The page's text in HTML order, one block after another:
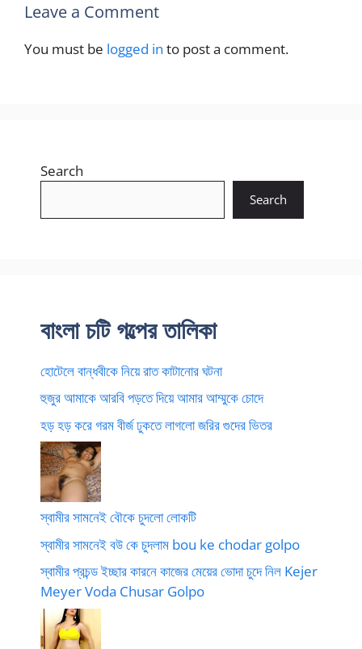
Leave a Comment
You must be logged in to post a comment.
Search
Search
বাংলা চটি গল্পের তালিকা
হোটেলে বান্ধবীকে নিয়ে রাত কাটানোর ঘটনা
হুজুর আমাকে আরবি পড়তে দিয়ে আমার আম্মুকে চোদে
হড় হড় করে গরম বীর্জ ঢুকতে লাগলো জরির গুদের ভিতর
স্বামীর সামনেই বৌকে চুদলো লোকটি
স্বামীর সামনেই বউ কে চুদলাম bou ke chodar golpo
স্বামীর প্রচন্ড ইচ্ছার কারনে কাজের মেয়ের ভোদা চুদে নিল Kejer
Meyer Voda Chusar Golpo